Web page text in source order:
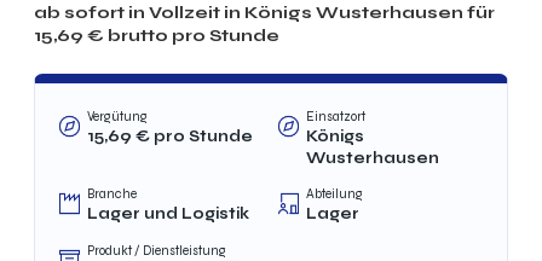
ab sofort in Vollzeit in Königs Wusterhausen für
15,69 € brutto pro Stunde
Vergütung
15,69 € pro Stunde
Einsatzort
Königs
Wusterhausen
Branche
Lager und Logistik
Abteilung
Lager
Produkt / Dienstleistung